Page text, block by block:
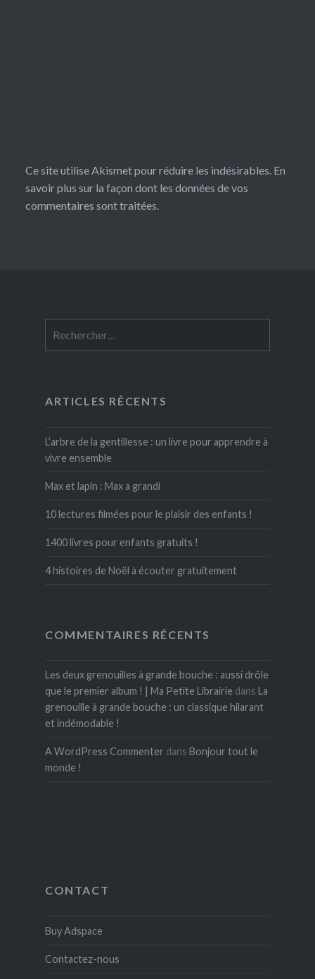
Ce site utilise Akismet pour réduire les indésirables. En
savoir plus sur la façon dont les données de vos
commentaires sont traitées.
ARTICLES RÉCENTS
L’arbre de la gentillesse : un livre pour apprendre à
vivre ensemble
Max et lapin : Max a grandi
10 lectures filmées pour le plaisir des enfants !
1400 livres pour enfants gratuits !
4 histoires de Noël à écouter gratuitement
COMMENTAIRES RÉCENTS
Les deux grenouilles à grande bouche : aussi drôle
que le premier album ! | Ma Petite Librairie dans La
grenouille à grande bouche : un classique hilarant
et indémodable !
A WordPress Commenter dans Bonjour tout le
monde !
CONTACT
Buy Adspace
Contactez-nous